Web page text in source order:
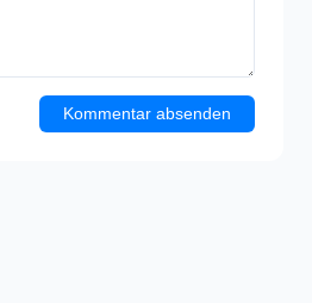
Kommentar absenden